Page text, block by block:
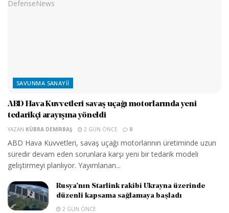
SAVUNMA SANAYII
ABD Hava Kuvvetleri savaş uçağı motorlarında yeni
tedarikçi arayışına yöneldi
YAZAN KÜBRA DEMIRBAŞ 2 GÜN ÖNCE 0
ABD Hava Kuvvetleri, savaş uçağı motorlarının üretiminde uzun
süredir devam eden sorunlara karşı yeni bir tedarik modeli
geliştirmeyi planlıyor. Yayımlanan...
Rusya’nın Starlink rakibi Ukrayna üzerinde
düzenli kapsama sağlamaya başladı
2 GÜN ÖNCE